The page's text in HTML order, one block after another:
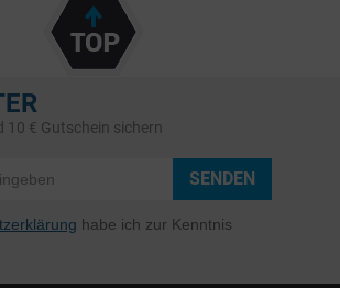
10 € Gutschein sichern
SENDEN
habe ich zur Kenntnis